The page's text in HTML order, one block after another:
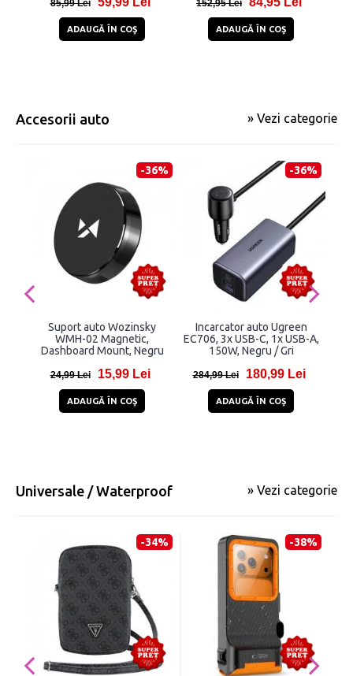
85,99 Lei
ADAUGĂ ÎN COŞ
152,95 Lei
ADAUGĂ ÎN COŞ
Accesorii auto » Vezi categorie
-36%
Suport auto Wozinsky
WMH-02 Magnetic,
Dashboard Mount, Negru
24,99 Lei 15,99 Lei
ADAUGĂ ÎN COŞ
-36%
Incarcator auto Ugreen
EC706, 3x USB-C, 1x USB-A,
150W, Negru / Gri
284,99 Lei 180,99 Lei
ADAUGĂ ÎN COŞ
Universale / Waterproof » Vezi categorie
-34% -38%